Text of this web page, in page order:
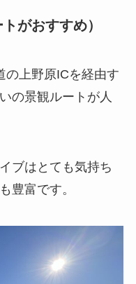
がおすすめ）
の上野原ICを経由す
の景観ルートが人
ブはとても気持ち
豊富です。